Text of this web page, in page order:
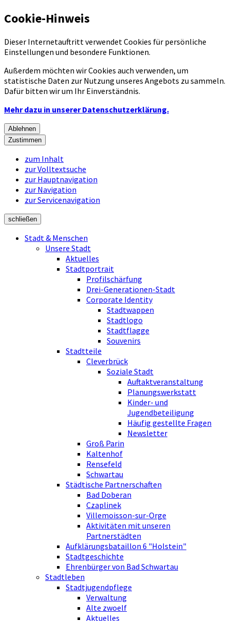
Cookie-Hinweis
Dieser Internetauftritt verwendet Cookies für persönliche
Einstellungen und besondere Funktionen.
Außerdem möchten wir Cookies auch verwenden, um
statistische Daten zur Nutzung unseres Angebots zu sammeln.
Dafür bitten wir um Ihr Einverständnis.
Mehr dazu in unserer Datenschutzerklärung.
Ablehnen
Zustimmen
zum Inhalt
zur Volltextsuche
zur Hauptnavigation
zur Navigation
zur Servicenavigation
schließen
Stadt & Menschen
Unsere Stadt
Aktuelles
Stadtportrait
Profilschärfung
Drei-Generationen-Stadt
Corporate Identity
Stadtwappen
Stadtlogo
Stadtflagge
Souvenirs
Stadtteile
Cleverbrück
Soziale Stadt
Auftaktveranstaltung
Planungswerkstatt
Kinder- und
Jugendbeteiligung
Häufig gestellte Fragen
Newsletter
Groß Parin
Kaltenhof
Rensefeld
Schwartau
Städtische Partnerschaften
Bad Doberan
Czaplinek
Villemoisson-sur-Orge
Aktivitäten mit unseren
Partnerstädten
Aufklärungsbataillon 6 "Holstein"
Stadtgeschichte
Ehrenbürger von Bad Schwartau
Stadtleben
Stadtjugendpflege
Verwaltung
Alte zwoelf
Aktuelles